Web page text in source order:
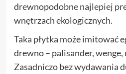
drewnopodobne najlepiej
wnętrzach ekologicznych.
Taka płytka może imitować
drewno – palisander, wenge,
Zasadniczo bez wydawania